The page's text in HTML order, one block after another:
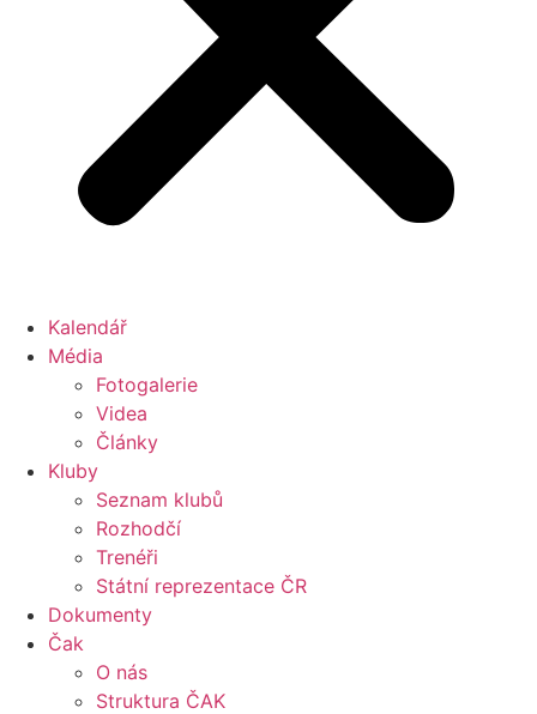
Kalendář
Média
Fotogalerie
Videa
Články
Kluby
Seznam klubů
Rozhodčí
Trenéři
Státní reprezentace ČR
Dokumenty
Čak
O nás
Struktura ČAK